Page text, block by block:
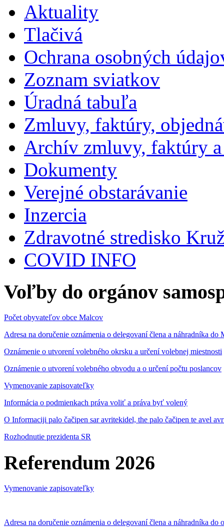
Aktuality
Tlačivá
Ochrana osobných
Zoznam sviatkov
Úradná tabuľa
Zmluvy, faktúry,
Archív zmluvy, faktúry
Dokumenty
Verejné obstarávanie
Inzercia
Zdravotné stredisko
COVID INFO
Voľby do orgánov
Počet obyvateľov obce Malcov
Adresa na doručenie oznámenia o delegovaní člena a náhradníka
Oznámenie o utvorení volebného okrsku a určení volebnej miestnosti
Oznámenie o utvorení volebného obvodu a o určení počtu poslancov
Vymenovanie zapisovateľky
Informácia o podmienkach práva voliť a práva byť volený
O Informaciji palo čačipen sar avritekidel, the palo čačipen te avel
Rozhodnutie prezidenta SR
Referendum 2026
Vymenovanie zapisovateľky
Adresa na doručenie oznámenia o delegovaní člena a náhradníka